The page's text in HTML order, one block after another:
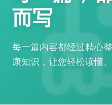
而写
每一篇内容都经过精心
康知识，让您轻松读懂、